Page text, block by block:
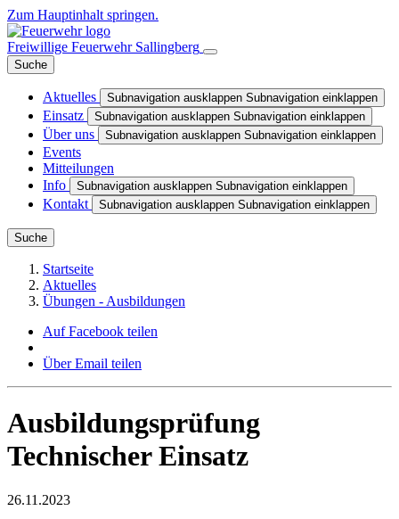
Zum Hauptinhalt springen.
Freiwillige Feuerwehr Sallingberg
Suche
Aktuelles Subnavigation ausklappen Subnavigation einklappen
Einsatz Subnavigation ausklappen Subnavigation einklappen
Über uns Subnavigation ausklappen Subnavigation einklappen
Events
Mitteilungen
Info
Subnavigation ausklappen Subnavigation einklappen
Kontakt Subnavigation ausklappen Subnavigation einklappen
Suche
Startseite
Aktuelles
Übungen - Ausbildungen
Auf Facebook teilen
Über Email teilen
Ausbildungsprüfung
Technischer Einsatz
26.11.2023